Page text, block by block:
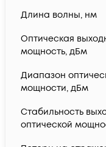
Длина волны, нм
Оптическая
мощность, дБм
Диапазон
мощности, дБм
Стабильность
оптической